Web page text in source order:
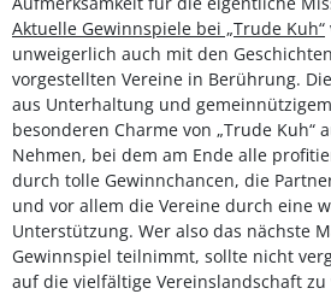
Aktuelle Gewinnspiele bei „Trude Kuh“
unweigerlich auch mit den
vorgestellten Vereine in Berührung.
aus Unterhaltung und
besonderen Charme von „Trude Kuh“
Nehmen, bei dem am Ende alle
durch tolle Gewinnchancen, die
und vor allem die Vereine durch eine
Unterstützung. Wer also das nächste
Gewinnspiel teilnimmt, sollte nicht
auf die vielfältige Vereinslandschaft zu